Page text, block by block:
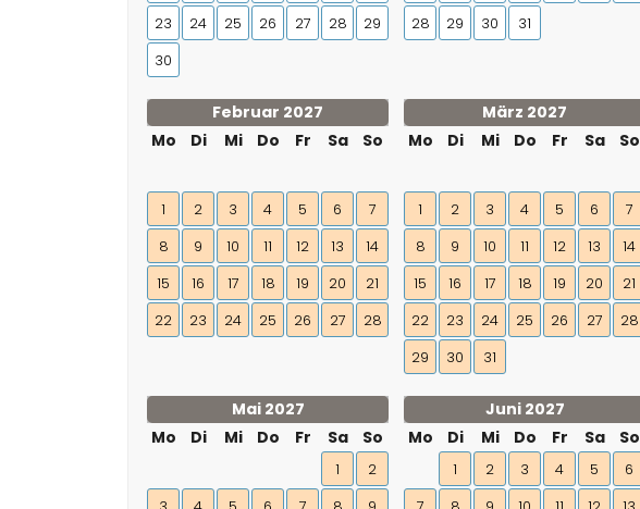
23
24 25 26 27 28
29
30
28
29 30 31
Februar 2027
Mo
Di Mi Do Fr Sa So
1 2 3 4 5 6
7
8
9 10 11 12 13
14
15
16 17 18 19 20
21
22
23 24 25 26 27 28
März 2027
Mo
Di Mi Do Fr Sa So
1 2 3 4 5 6
7
8
9 10 11 12 13
14
15
16 17 18 19 20
21
22
23 24 25 26 27
28
29
30 31
Mai 2027
Mo
Di Mi Do Fr Sa So
1
2
Juni 2027
Mo
Di Mi Do Fr Sa So
1 2 3 4 5
6